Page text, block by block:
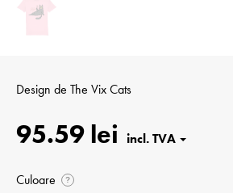
Design de The Vix Cats
95.59 lei
Culoare ?